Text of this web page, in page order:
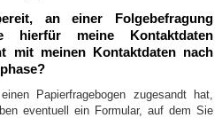
an einer Folgebefragung
hierfür meine Kontaktdaten
mit meinen Kontaktdaten nach
Papierfragebogen zugesandt hat,
eventuell ein Formular, auf dem Sie